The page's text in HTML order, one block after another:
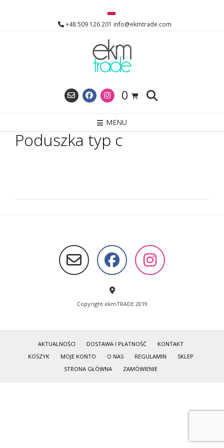
+48 509 126 201 info@ekmtrade.com
0
MENU
Poduszka typ c
Copyright ekmTRADE 2019
AKTUALNOŚCI DOSTAWA I PŁATNOŚĆ
KONTAKT
KOSZYK
MOJE KONTO O NAS REGULAMIN
SKLEP
STRONA GŁÓWNA
ZAMÓWIENIE